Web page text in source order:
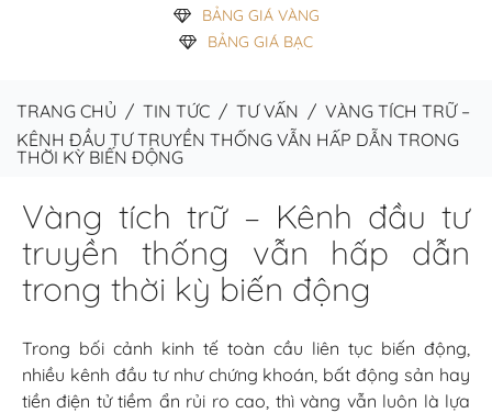
BẢNG GIÁ VÀNG
BẢNG GIÁ BẠC
TRANG CHỦ / TIN TỨC / TƯ VẤN / VÀNG TÍCH TRỮ –
KÊNH ĐẦU TƯ TRUYỀN THỐNG VẪN HẤP DẪN TRONG
THỜI KỲ BIẾN ĐỘNG
Vàng tích trữ – Kênh đầu tư
truyền thống vẫn hấp dẫn
trong thời kỳ biến động
Trong bối cảnh kinh tế toàn cầu liên tục biến động,
nhiều kênh đầu tư như chứng khoán, bất động sản hay
tiền điện tử tiềm ẩn rủi ro cao, thì vàng vẫn luôn là lựa